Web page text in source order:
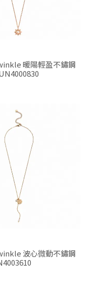
暖陽輕盈不鏽鋼
波心微動不鏽鋼